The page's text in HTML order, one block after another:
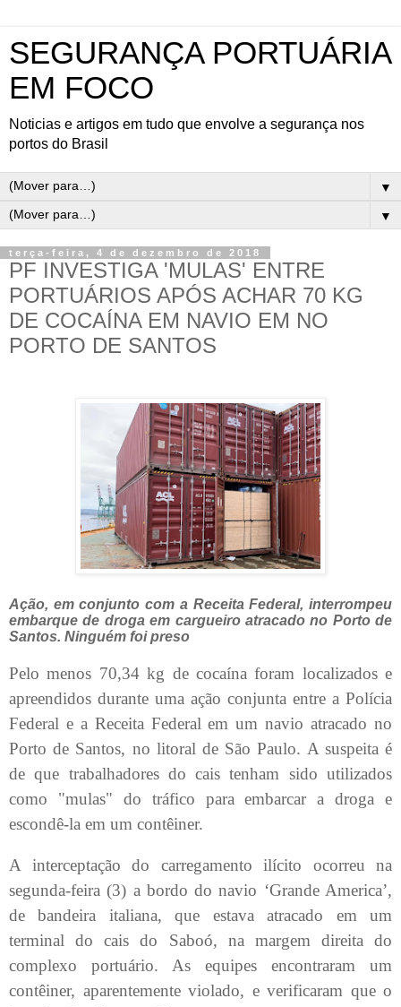
SEGURANÇA PORTUÁRIA
EM FOCO
Noticias e artigos em tudo que envolve a segurança nos
portos do Brasil
▼
▼
terça-feira, 4 de dezembro de 2018
PF INVESTIGA 'MULAS' ENTRE
PORTUÁRIOS APÓS ACHAR 70 KG
DE COCAÍNA EM NAVIO EM NO
PORTO DE SANTOS
Ação, em conjunto com a Receita Federal, interrompeu
embarque de droga em cargueiro atracado no Porto de
Santos. Ninguém foi preso
Pelo menos 70,34 kg de cocaína foram localizados e
apreendidos durante uma ação conjunta entre a Polícia
Federal e a Receita Federal em um navio atracado no
Porto de Santos, no litoral de São Paulo. A suspeita é
de que trabalhadores do cais tenham sido utilizados
como "mulas" do tráfico para embarcar a droga e
escondê-la em um contêiner.
A interceptação do carregamento ilícito ocorreu na
segunda-feira (3) a bordo do navio ‘Grande America’,
de bandeira italiana, que estava atracado em um
terminal do cais do Saboó, na margem direita do
complexo portuário. As equipes encontraram um
contêiner, aparentemente violado, e verificaram que o